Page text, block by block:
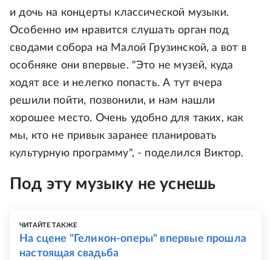
и дочь на концерты классической музыки.
Особенно им нравится слушать орган под
сводами собора на Малой Грузинской, а вот в
особняке они впервые. "Это не музей, куда
ходят все и нелегко попасть. А тут вчера
решили пойти, позвонили, и нам нашли
хорошее место. Очень удобно для таких, как
мы, кто не привык заранее планировать
культурную программу", - поделился Виктор.
Под эту музыку не уснешь
ЧИТАЙТЕ ТАКЖЕ
На сцене "Геликон-оперы" впервые прошла
настоящая свадьба